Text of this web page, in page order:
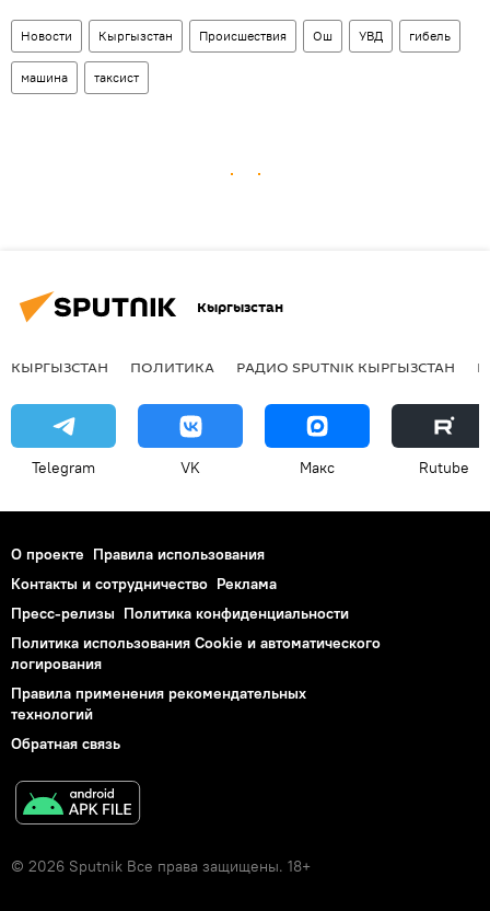
Новости Кыргызстан Происшествия Ош УВД гибель
машина таксист
Кыргызстан
КЫРГЫЗСТАН ПОЛИТИКА РАДИО SPUTNIK КЫРГЫЗСТАН
Telegram VK Макс Rutube
О проекте Правила использования
Контакты и сотрудничество Реклама
Пресс-релизы Политика конфиденциальности
Политика использования Cookie и автоматического
логирования
Правила применения рекомендательных
технологий
Обратная связь
© 2026 Sputnik Все права защищены. 18+